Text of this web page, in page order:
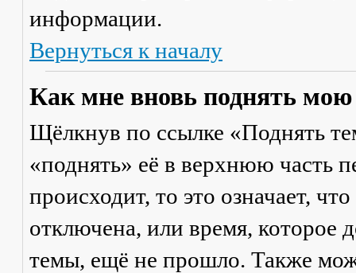
информации.
Вернуться к началу
Как мне вновь поднять мою
Щёлкнув по ссылке «Поднять
«поднять» её в верхнюю часть
происходит, то это означает,
отключена, или время, которое
темы, ещё не прошло. Также